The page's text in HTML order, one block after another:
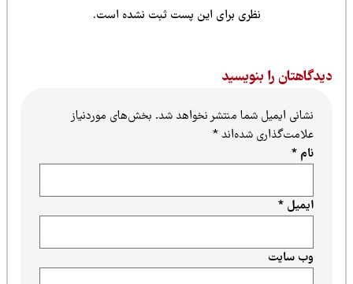
نظری برای این پست ثبت نشده است.
را بنویسید
نشانی ایمیل شما منتشر نخواهد شد.بخش‌های موردنیاز
علامت‌گذاری شده‌اند*
ایمیل*
وب‌ سایت